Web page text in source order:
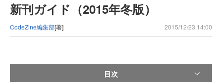
新刊ガイド（2015年冬版）
CodeZine編集部[著] 2015/12/23 14:00
目次